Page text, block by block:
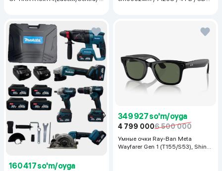
160 417 so'm/oyga
349 927 so'm/oyga
4 799 0006 500 000
Умные очки Ray-Ban Meta
Wayfarer Gen 1 (T155/S53), Shiny